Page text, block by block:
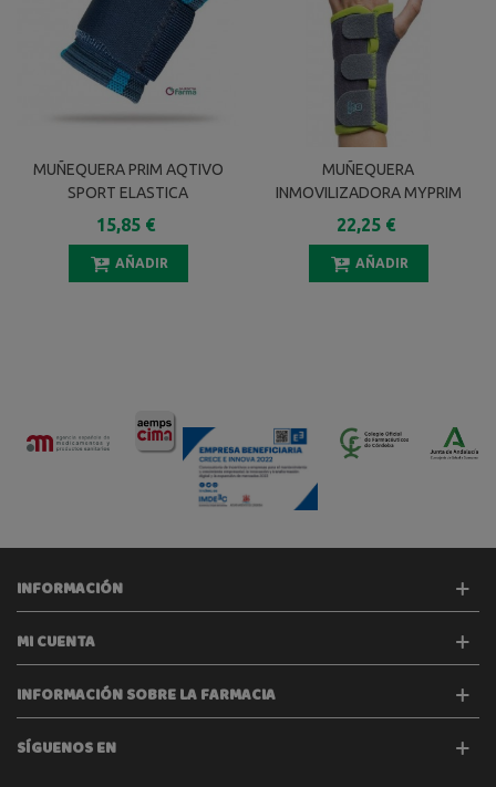
MUÑEQUERA PRIM AQTIVO
SPORT ELASTICA
ENVOLVENTE P703 TALLA
UNICA 1 UNIDAD
15,85 €
AÑADIR
MUÑEQUERA
INMOVILIZADORA MYPRIM
KIDS MPK101 1R DERECHA
TALLA 1
22,25 €
AÑADIR
INFORMACIÓN
MI CUENTA
INFORMACIÓN SOBRE LA FARMACIA
SÍGUENOS EN